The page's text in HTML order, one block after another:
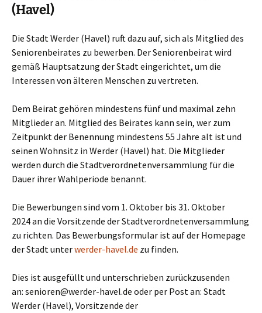
(Havel)
Die Stadt Werder (Havel) ruft dazu auf, sich als Mitglied des
Seniorenbeirates zu bewerben. Der Seniorenbeirat wird
gemäß Hauptsatzung der Stadt eingerichtet, um die
Interessen von älteren Menschen zu vertreten.
Dem Beirat gehören mindestens fünf und maximal zehn
Mitglieder an. Mitglied des Beirates kann sein, wer zum
Zeitpunkt der Benennung mindestens 55 Jahre alt ist und
seinen Wohnsitz in Werder (Havel) hat. Die Mitglieder
werden durch die Stadtverordnetenversammlung für die
Dauer ihrer Wahlperiode benannt.
Die Bewerbungen sind vom 1. Oktober bis 31. Oktober
2024 an die Vorsitzende der Stadtverordnetenversammlung
zu richten. Das Bewerbungsformular ist auf der Homepage
der Stadt unterwerder-havel.de zu finden.
Dies ist ausgefüllt und unterschrieben zurückzusenden
an: senioren@werder-havel.de oder per Post an: Stadt
Werder (Havel), Vorsitzende der